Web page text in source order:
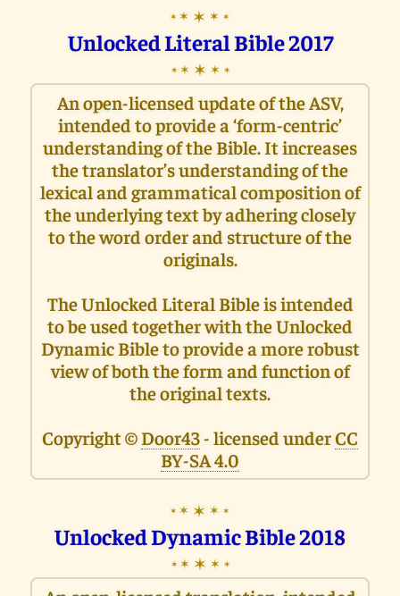
✶ ✶ ✶ ✶ ✶
Unlocked Literal Bible 2017
✶ ✶ ✶ ✶ ✶
An open-licensed update of the ASV,
intended to provide a ‘form-centric’
understanding of the Bible. It increases
the translator’s understanding of the
lexical and grammatical composition of
the underlying text by adhering closely
to the word order and structure of the
originals.
The Unlocked Literal Bible is intended
to be used together with the Unlocked
Dynamic Bible to provide a more robust
view of both the form and function of
the original texts.
Copyright © Door43- licensed underCC
BY-SA 4.0
✶ ✶ ✶ ✶ ✶
Unlocked Dynamic Bible 2018
✶ ✶ ✶ ✶ ✶